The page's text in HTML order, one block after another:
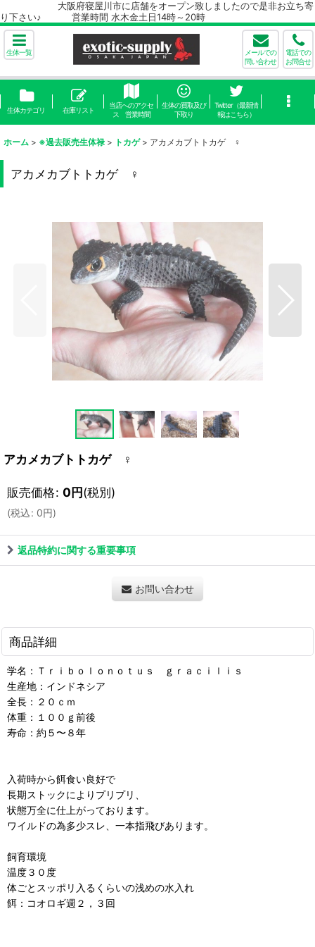
大阪府寝屋川市に店舗をオープン致しましたので是非お立ち寄
り下さい♪ 営業時間 水木金土日14時～20時
生体一覧
メールでの
問い合わせ
電話での
お問合せ
生体カテゴリ 在庫リスト
当店へのアクセ
ス 営業時間
生体の買取及び
下取り
Twitter（最新情
報はこちら）
ホーム > ※過去販売生体禄 > トカゲ > アカメカブトトカゲ ♀
アカメカブトトカゲ ♀
アカメカブトトカゲ ♀
販売価格: 0円(税別)
(税込: 0円)
返品特約に関する重要事項
お問い合わせ
商品詳細
学名：Ｔｒｉｂｏｌｏｎｏｔｕｓ ｇｒａｃｉｌｉｓ
生産地：インドネシア
全長：２０ｃｍ
体重：１００ｇ前後
寿命：約５〜８年
入荷時から餌食い良好で
長期ストックによりプリプリ、
状態万全に仕上がっております。
ワイルドの為多少スレ、一本指飛びあります。
飼育環境
温度３０度
体ごとスッポリ入るくらいの浅めの水入れ
餌：コオロギ週２，３回